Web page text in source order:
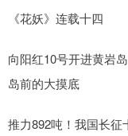
《花妖》连载十四
向阳红10号开进黄岩
岛前的大摸底
推力892吨！我国长